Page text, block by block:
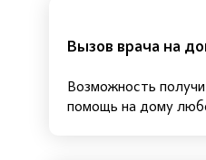
Вызов врача на
Возможность
помощь на дому